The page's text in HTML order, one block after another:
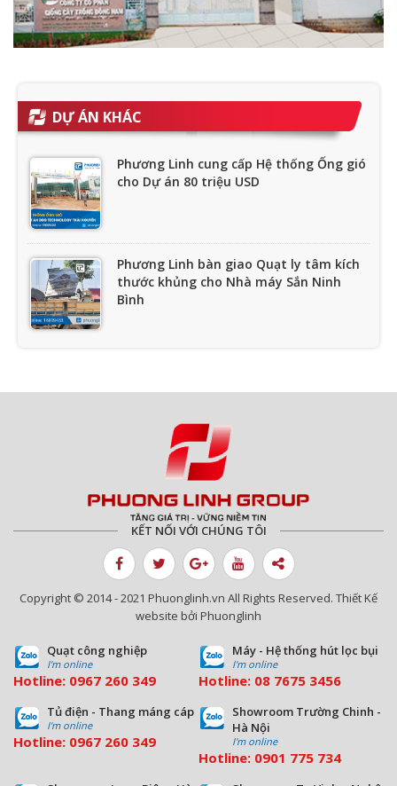
DỰ ÁN KHÁC
Phương Linh cung cấp Hệ thống Ống gió
cho Dự án 80 triệu USD
Phương Linh bàn giao Quạt ly tâm kích
thước khủng cho Nhà máy Sắn Ninh
Bình
Quạt công nghiệp hút khí thải cho nhà
máy tại Quảng Nam
Quạt thông gió nhà xưởng sản xuất đồ
thủ công mỹ nghệ
Nhà máy JL Tiền Giang
Công ty may mặc tại Preah Vihear,
KẾT NỐI VỚI CHÚNG TÔI
Copyright © 2014 - 2021 Phuonglinh.vn All Rights Reserved. Thiết Kế
website bởi Phuonglinh
Quạt công nghiệp
I'm online
Hotline: 0967 260 349
Máy - Hệ thống hút lọc bụi
I'm online
Hotline: 08 7675 3456
Tủ điện - Thang máng cáp
I'm online
Hotline: 0967 260 349
Showroom Trường Chinh -
Hà Nội
I'm online
Hotline: 0901 775 734